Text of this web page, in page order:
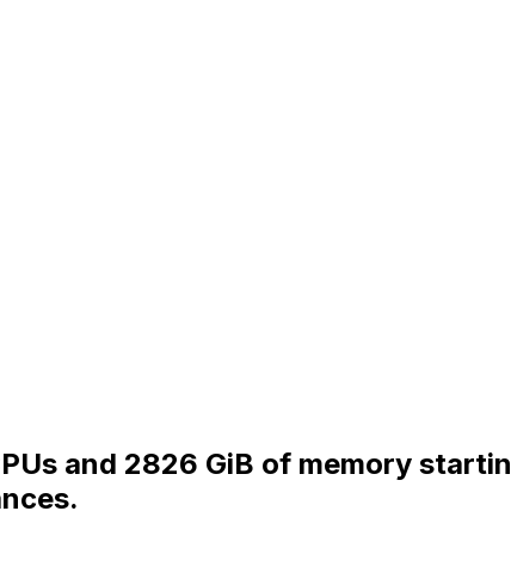
and 2826 GiB of memory